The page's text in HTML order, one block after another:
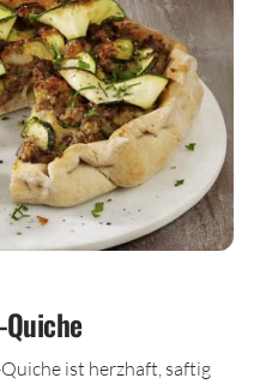
ist herzhaft, saftig